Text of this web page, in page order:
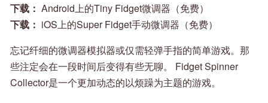
下载： Android上的Tiny Fidget微调器（免费）
下载： iOS上的Super Fidget手动微调器（免费）
忘记纤细的微调器模拟器或仅需轻弹手指的简单游戏。那
些注定会在一段时间后变得有些无聊。 Fidget Spinner
Collector是一个更加动态的以烦躁为主题的游戏。